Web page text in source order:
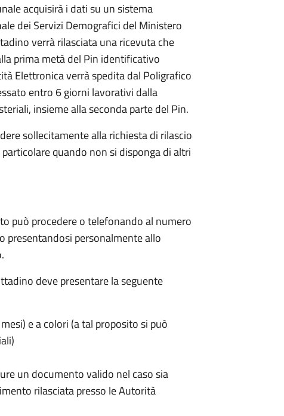
acquisirà i dati su un sistema
dei Servizi Demografici del Ministero
verrà rilasciata una ricevuta che
prima metà del Pin identificativo
Elettronica verrà spedita dal Poligrafico
entro 6 giorni lavorativi dalla
insieme alla seconda parte del Pin.
sollecitamente alla richiesta di rilascio
quando non si disponga di altri
può procedere o telefonando al numero
personalmente allo
deve presentare la seguente
e a colori (a tal proposito si può
un documento valido nel caso sia
rilasciata presso le Autorità